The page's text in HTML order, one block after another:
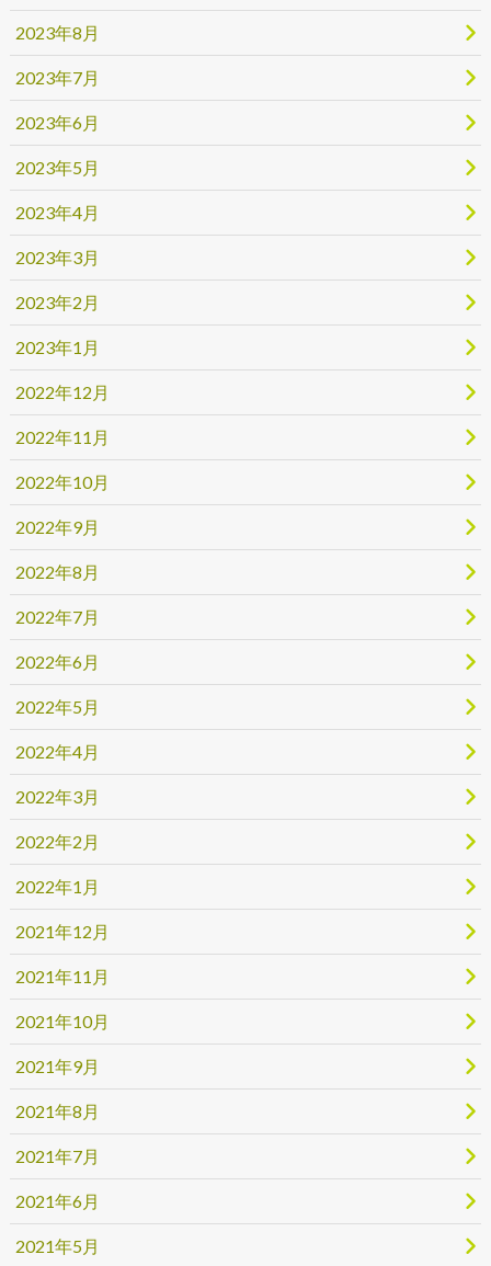
2023年8月
2023年7月
2023年6月
2023年5月
2023年4月
2023年3月
2023年2月
2023年1月
2022年12月
2022年11月
2022年10月
2022年9月
2022年8月
2022年7月
2022年6月
2022年5月
2022年4月
2022年3月
2022年2月
2022年1月
2021年12月
2021年11月
2021年10月
2021年9月
2021年8月
2021年7月
2021年6月
2021年5月